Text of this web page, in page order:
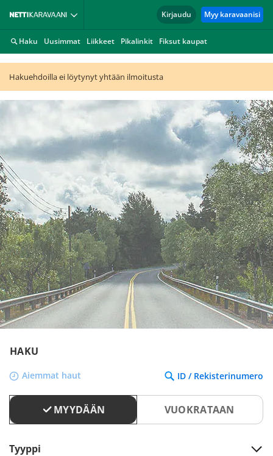
Kirjaudu Myy karavaanisi
Haku Uusimmat Liikkeet Pikalinkit Fiksut kaupat
Hakuehdoilla ei löytynyt yhtään ilmoitusta
HAKU
Aiemmat haut ID / Rekisterinumero
MYYDÄÄN VUOKRATAAN
Tyyppi